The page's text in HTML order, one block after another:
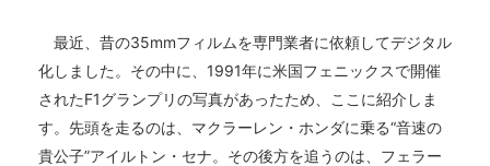
最近、昔の35mmフィルムを専門業者に依頼してデジタル
化しました。その中に、1991年に米国フェニックスで開催
されたF1グランプリの写真があったため、ここに紹介しま
す。先頭を走るのは、マクラーレン・ホンダに乗る“音速の
貴公子”アイルトン・セナ。その後方を追うのは、フェラー